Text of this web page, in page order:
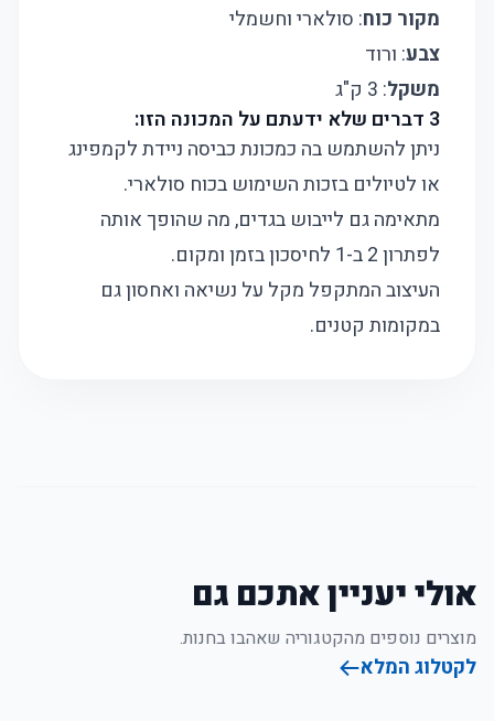
מקור כוח: סולארי וחשמלי
צבע: ורוד
משקל: 3 ק"ג
3 דברים שלא ידעתם על המכונה הזו:
ניתן להשתמש בה כמכונת כביסה ניידת לקמפינג
או לטיולים בזכות השימוש בכוח סולארי.
מתאימה גם לייבוש בגדים, מה שהופך אותה
לפתרון 2 ב-1 לחיסכון בזמן ומקום.
העיצוב המתקפל מקל על נשיאה ואחסון גם
במקומות קטנים.
אולי יעניין אתכם גם
מוצרים נוספים מהקטגוריה שאהבו בחנות.
לקטלוג המלא